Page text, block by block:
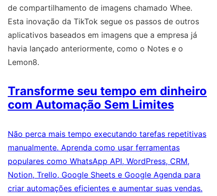
de compartilhamento de imagens chamado Whee.
Esta inovação da TikTok segue os passos de outros
aplicativos baseados em imagens que a empresa já
havia lançado anteriormente, como o Notes e o
Lemon8.
Transforme seu tempo em dinheiro
com Automação Sem Limites
Não perca mais tempo executando tarefas repetitivas
manualmente. Aprenda como usar ferramentas
populares como WhatsApp API, WordPress, CRM,
Notion, Trello, Google Sheets e Google Agenda para
criar automações eficientes e aumentar suas vendas.